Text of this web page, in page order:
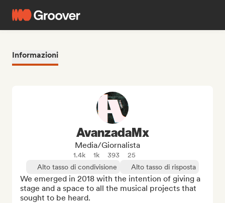
Informazioni
AvanzadaMx
Media/Giornalista
1.4k 1k 393
25
Alto tasso di condivisione
Alto tasso di risposta
We emerged in 2018 with the intention of giving a
stage and a space to all the musical projects that
sought to be heard.